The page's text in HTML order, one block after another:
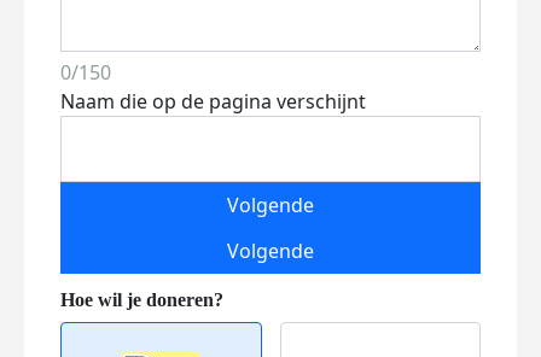
0/150
Naam die op de pagina verschijnt
Volgende
Volgende